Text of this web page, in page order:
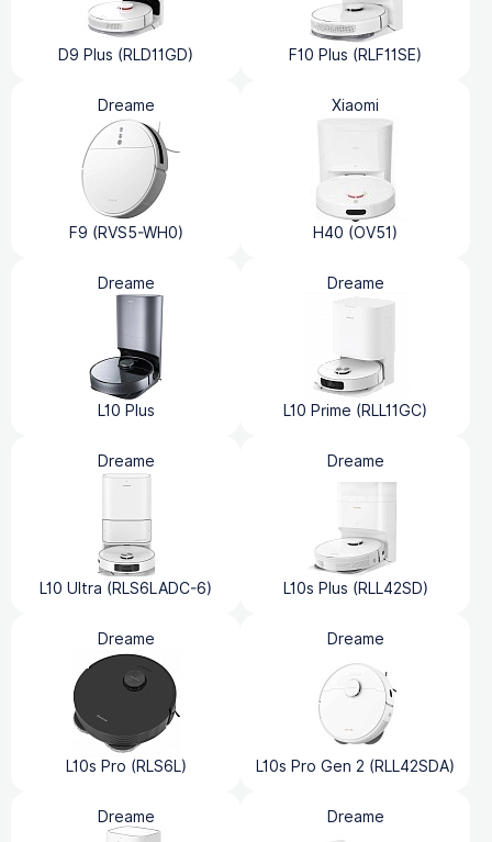
D9 Plus (RLD11GD) F10 Plus (RLF11SE)
Dreame
F9 (RVS5-WH0)
Xiaomi
H40 (OV51)
Dreame
L10 Plus
Dreame
L10 Prime (RLL11GC)
Dreame
L10 Ultra (RLS6LADC-6)
Dreame
L10s Plus (RLL42SD)
Dreame
L10s Pro (RLS6L)
Dreame
L10s Pro Gen 2 (RLL42SDA)
Dreame Dreame